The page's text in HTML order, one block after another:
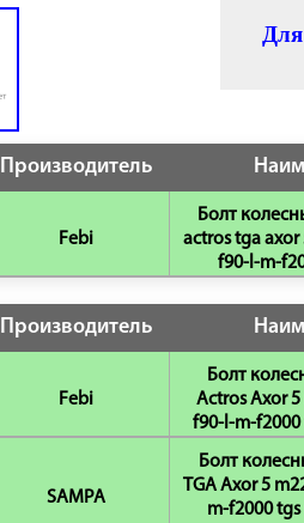
Производитель
Febi
Болт
actros tga axor
f90-l-m-
Производитель
Febi
Болт
Actros Axor
f90-l-m-f2000
SAMPA
Болт
TGA Axor 5
m-f2000